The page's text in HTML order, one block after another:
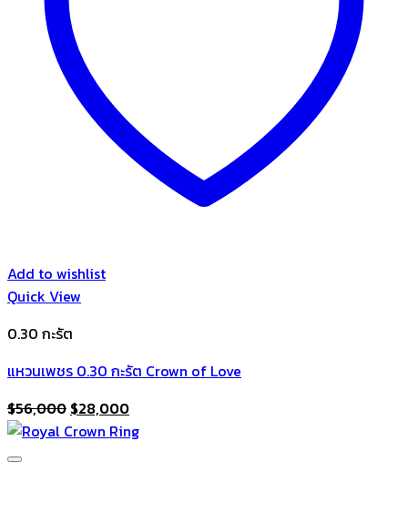
Add to wishlist
Quick View
0.30 กะรัต
แหวนเพชร 0.30 กะรัต Crown of Love
$56,000 Original
price
$28,000Current
price